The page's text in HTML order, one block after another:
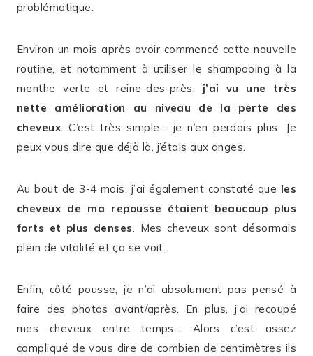
problématique.
Environ un mois après avoir commencé cette nouvelle
routine, et notamment à utiliser le shampooing à la
menthe verte et reine-des-près, j’ai vu une très
nette amélioration au niveau de la perte des
cheveux. C’est très simple : je n’en perdais plus. Je
peux vous dire que déjà là, j’étais aux anges.
Au bout de 3-4 mois, j’ai également constaté que les
cheveux de ma repousse étaient beaucoup plus
forts et plus denses. Mes cheveux sont désormais
plein de vitalité et ça se voit.
Enfin, côté pousse, je n’ai absolument pas pensé à
faire des photos avant/après. En plus, j’ai recoupé
mes cheveux entre temps… Alors c’est assez
compliqué de vous dire de combien de centimètres ils